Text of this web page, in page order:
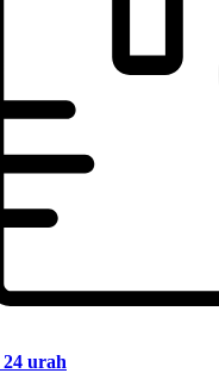
24 urah